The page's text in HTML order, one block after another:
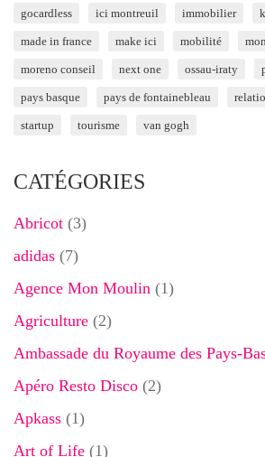
gocardless ici montreuil immobilier
made in france make ici mobilité
moreno conseil next one ossau-iraty
pays basque pays de fontainebleau
startup tourisme van gogh
CATÉGORIES
Abricot (3)
adidas (7)
Agence Mon Moulin (1)
Agriculture (2)
Ambassade du Royaume des Pays-
Apéro Resto Disco (2)
Apkass (1)
Art of Life (1)